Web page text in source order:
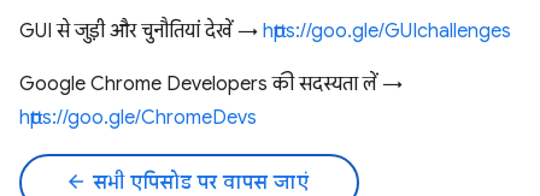
GUI से जुड़ी और चुनौतियां देखें → https://goo.gle/GUIchallenges
Google Chrome Developers की सदस्यता लें →
https://goo.gle/ChromeDevs
arrow_back सभी एपिसोड पर वापस जाएं